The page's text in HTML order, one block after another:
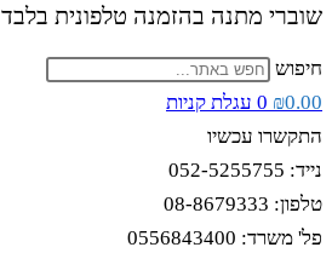
שוברי מתנה בהזמנה טלפונית בלבד
חיפוש
₪0.00
0 עגלת קניות
התקשרו עכשיו
נייד: 052-5255755
טלפון: 08-8679333
פל' משרד: 0556843400